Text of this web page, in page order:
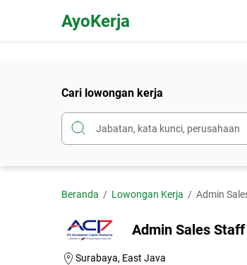
AyoKerja
Cari lowongan kerja
Beranda Lowongan Kerja Admin
Admin Sales
Surabaya, East Java